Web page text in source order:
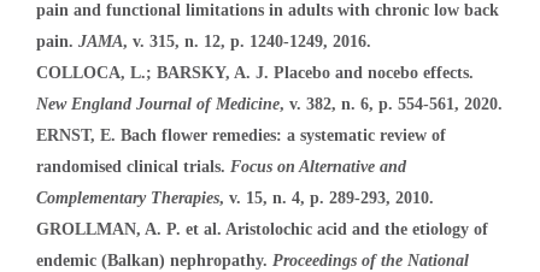
pain and functional limitations in adults with chronic low back
pain. JAMA, v. 315, n. 12, p. 1240-1249, 2016.
COLLOCA, L.; BARSKY, A. J. Placebo and nocebo effects.
New England Journal of Medicine, v. 382, n. 6, p. 554-561, 2020.
ERNST, E. Bach flower remedies: a systematic review of
randomised clinical trials. Focus on Alternative and
Complementary Therapies, v. 15, n. 4, p. 289-293, 2010.
GROLLMAN, A. P. et al. Aristolochic acid and the etiology of
endemic (Balkan) nephropathy. Proceedings of the National